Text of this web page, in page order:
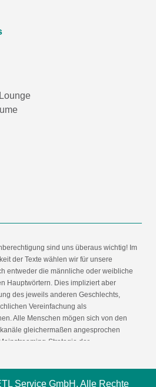
sind uns überaus wichtig! Im
der Texte wählen wir für unsere
entweder die männliche oder weibliche
Hauptwörtern. Dies impliziert aber
des jeweils anderen Geschlechts,
Vereinfachung als
Alle Menschen mögen sich von den
gleichermaßen angesprochen
Strategie der
Service GmbH. Alle Rechte